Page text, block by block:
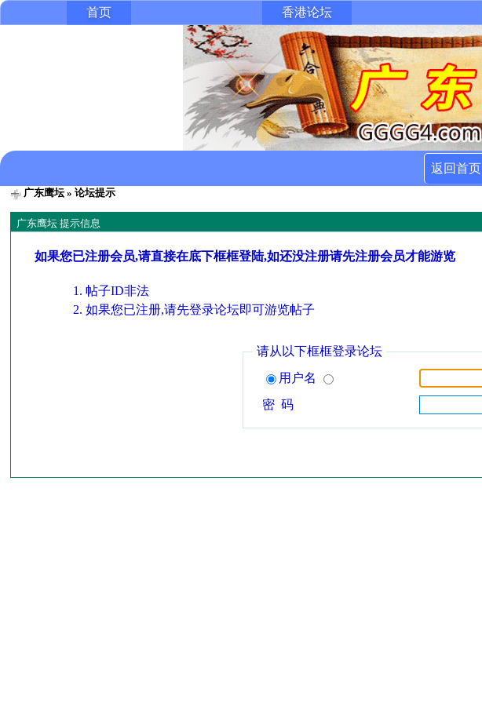
首页 香港论坛
返回首页
广东鹰坛» 论坛提示
广东鹰坛 提示信息
如果您已注册会员,请直接在底下框框登陆,如还没注册请先注册会员才能游览
帖子ID非法
如果您已注册,请先登录论坛即可游览帖子
请从以下框框登录论坛
用户名
密 码